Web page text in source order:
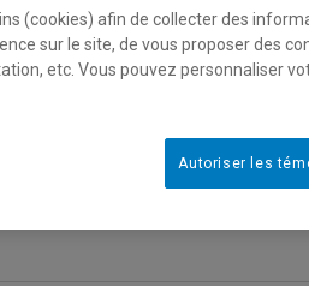
Explorer
15
(cookies) afin de collecter des
sur le site, de vous proposer des
etc. Vous pouvez personnaliser
Autoriser les